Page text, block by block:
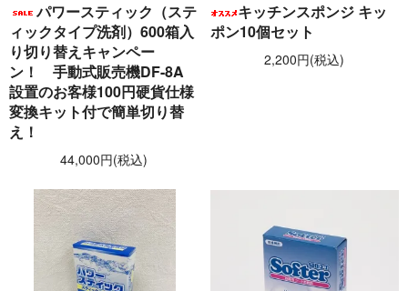
パワースティック（ステ
ィックタイプ洗剤）600箱入
り切り替えキャンペー
ン！ 手動式販売機DF-8A
設置のお客様100円硬貨仕様
変換キット付で簡単切り替
え！
44,000円(税込)
キッチンスポンジ キッ
ポン10個セット
2,200円(税込)